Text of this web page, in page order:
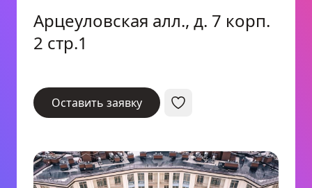
Арцеуловская алл., д. 7 корп.
2 стр.1
Оставить заявку